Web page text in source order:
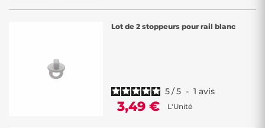
Lot de 2 stoppeurs pour rail blanc
5/5 - 1 avis
3,49 € L'Unité